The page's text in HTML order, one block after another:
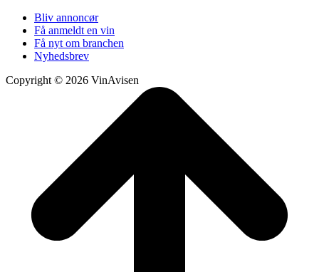
Bliv annoncør
Få anmeldt en vin
Få nyt om branchen
Nyhedsbrev
Copyright © 2026 VinAvisen